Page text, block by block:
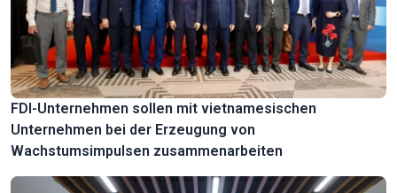
FDI-Unternehmen sollen mit vietnamesischen
Unternehmen bei der Erzeugung von
Wachstumsimpulsen zusammenarbeiten